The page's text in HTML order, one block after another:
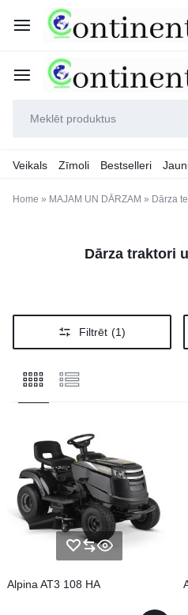
Veikals Zīmoli Bestselleri
Home » MAJAM UN DĀRZAM » Dārza
Dārza traktori
Filtrēt (1)
Alpina AT3 108 HA